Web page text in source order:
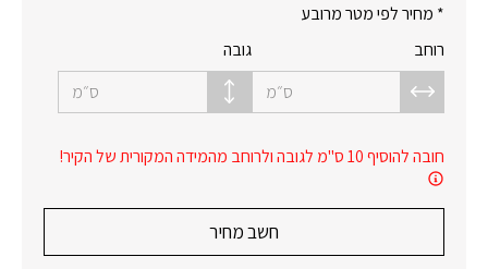
* מחיר לפי מטר מרובע
רוחב
ס״מ
גובה
ס״מ
חובה להוסיף 10 ס"מ לגובה ולרוחב מהמידה המקורית של הקיר!
חשב מחיר